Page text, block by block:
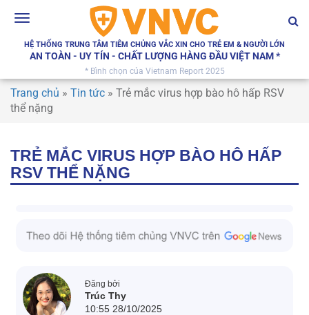
Toggle
HỆ THỐNG TRUNG TÂM TIÊM CHỦNG VẮC XIN CHO TRẺ EM & NGƯỜI LỚN
AN TOÀN - UY TÍN - CHẤT LƯỢNG HÀNG ĐẦU VIỆT NAM *
* Bình chọn của Vietnam Report 2025
Trang chủ » Tin tức » Trẻ mắc virus hợp bào hô hấp RSV
thể nặng
TRẺ MẮC VIRUS HỢP BÀO HÔ HẤP
RSV THỂ NẶNG
Đăng bởi
Trúc Thy
10:55 28/10/2025